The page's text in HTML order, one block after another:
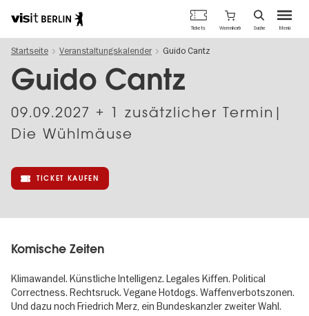
zum
Inhalt
Berlins
offizielles
Tourismusportal
Menü
Tickets Warenkorb Suche
Startseite Veranstaltungskalender Guido Cantz
Guido Cantz
09.09.2027 + 1 zusätzlicher Termin|
Die Wühlmäuse
TICKET KAUFEN
Komische Zeiten
Klimawandel. Künstliche Intelligenz. Legales Kiffen. Political
Correctness. Rechtsruck. Vegane Hotdogs. Waffenverbotszonen.
Und dazu noch Friedrich Merz, ein Bundeskanzler zweiter Wahl.